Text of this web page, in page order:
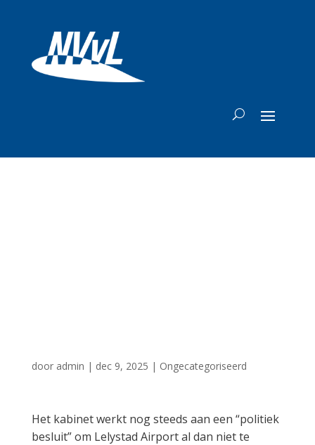
door admin | dec 9, 2025 | Ongecategoriseerd
Het kabinet werkt nog steeds aan een “politiek
besluit” om Lelystad Airport al dan niet te